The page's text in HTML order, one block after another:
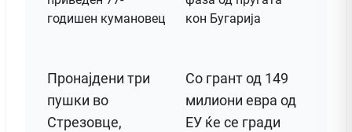
Пронајдени три
пушки во
Стрезовце,
Со грант од 149
милиони евра од
ЕУ ќе се гради